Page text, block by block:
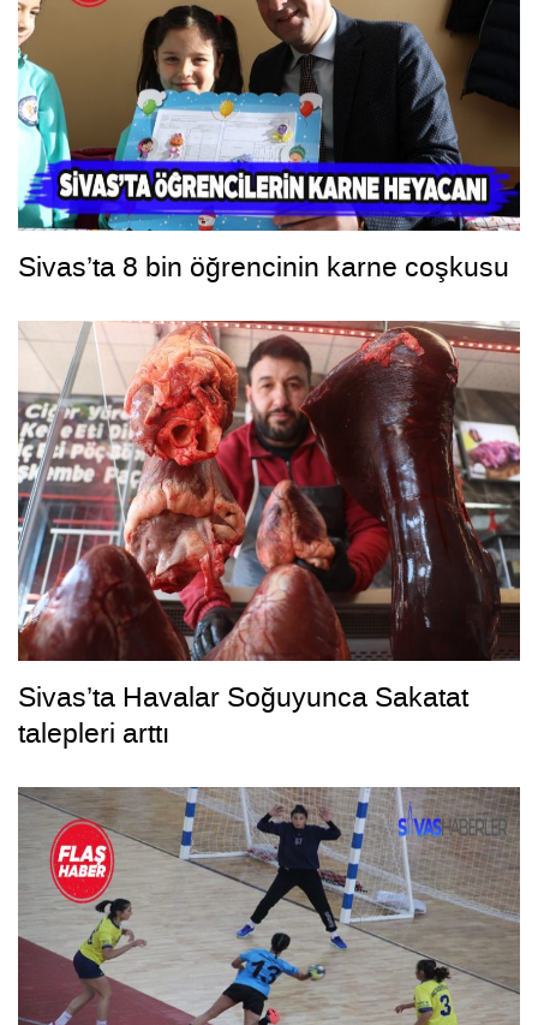
Sivas’ta 8 bin öğrencinin karne coşkusu
Sivas’ta Havalar Soğuyunca Sakatat
talepleri arttı